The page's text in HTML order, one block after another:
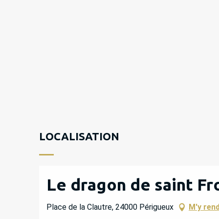
LOCALISATION
Le dragon de saint
Place de la Clautre, 24000 Périgueux M'y